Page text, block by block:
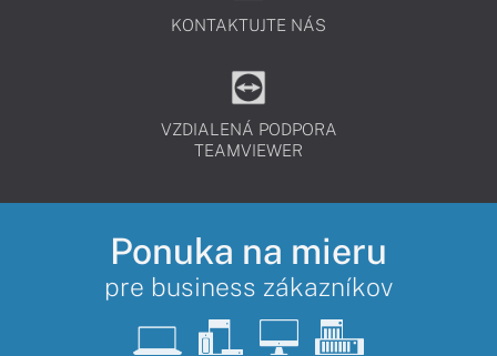
KONTAKTUJTE NÁS
VZDIALENÁ PODPORA
TEAMVIEWER
Ponuka na mieru
pre business zákazníkov